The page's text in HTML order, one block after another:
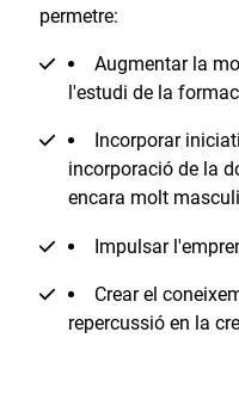
permetre:
Augmentar la
l'estudi de la
Incorporar
incorporació de la
encara molt
Impulsar
Crear el
repercussió en la